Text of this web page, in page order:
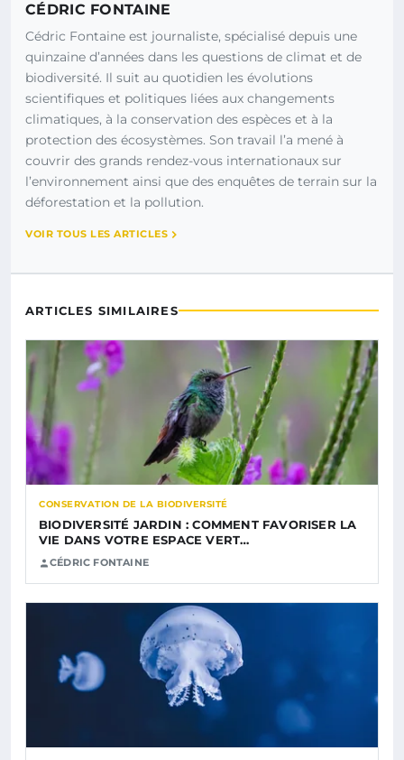
CÉDRIC FONTAINE
Cédric Fontaine est journaliste, spécialisé depuis une
quinzaine d’années dans les questions de climat et de
biodiversité. Il suit au quotidien les évolutions
scientifiques et politiques liées aux changements
climatiques, à la conservation des espèces et à la
protection des écosystèmes. Son travail l’a mené à
couvrir des grands rendez-vous internationaux sur
l’environnement ainsi que des enquêtes de terrain sur la
déforestation et la pollution.
VOIR TOUS LES ARTICLES
ARTICLES SIMILAIRES
CONSERVATION DE LA BIODIVERSITÉ
BIODIVERSITÉ JARDIN : COMMENT FAVORISER LA
VIE DANS VOTRE ESPACE VERT…
CÉDRIC FONTAINE